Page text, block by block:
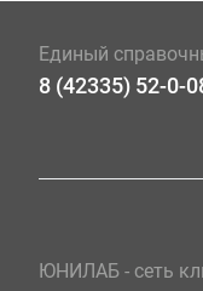
Единый
8 (42335) 52-0-
ЮНИЛАБ - сеть